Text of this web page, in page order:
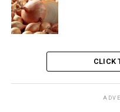
CLICK